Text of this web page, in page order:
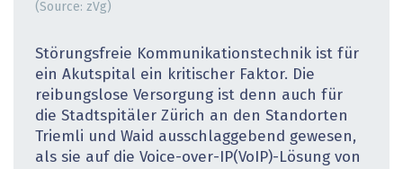
(Source: zVg)
Störungsfreie Kommunikationstechnik ist für
ein Akutspital ein kritischer Faktor. Die
reibungslose Versorgung ist denn auch für
die Stadtspitäler Zürich an den Standorten
Triemli und Waid ausschlaggebend gewesen,
als sie auf die Voice-over-IP(VoIP)-Lösung von